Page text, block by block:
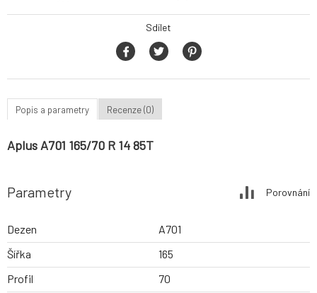
Sdílet
Popis a parametry Recenze (0)
Aplus A701 165/70 R 14 85T
Parametry Porovnání
Dezen
A701
Šířka
165
Profil
70